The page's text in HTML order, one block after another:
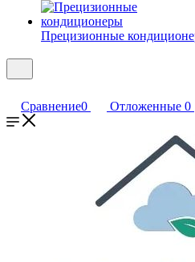
Прецизионные
Сравнение0 Отложенные 0